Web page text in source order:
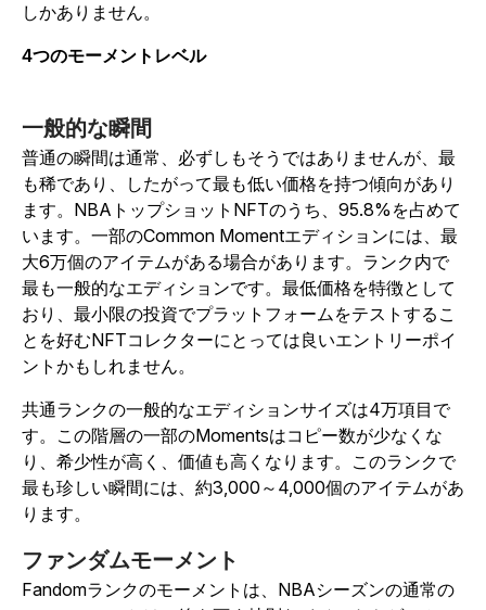
しかありません。
4つのモーメントレベル
一般的な瞬間
普通の瞬間は通常、必ずしもそうではありませんが、最
も稀であり、したがって最も低い価格を持つ傾向があり
ます。NBAトップショットNFTのうち、95.8%を占めて
います。一部のCommon Momentエディションには、最
大6万個のアイテムがある場合があります。ランク内で
最も一般的なエディションです。最低価格を特徴として
おり、最小限の投資でプラットフォームをテストするこ
とを好むNFTコレクターにとっては良いエントリーポイ
ントかもしれません。
共通ランクの一般的なエディションサイズは4万項目で
す。この階層の一部のMomentsはコピー数が少なくな
り、希少性が高く、価値も高くなります。このランクで
最も珍しい瞬間には、約3,000～4,000個のアイテムがあ
ります。
ファンダムモーメント
Fandomランクのモーメントは、NBAシーズンの通常の